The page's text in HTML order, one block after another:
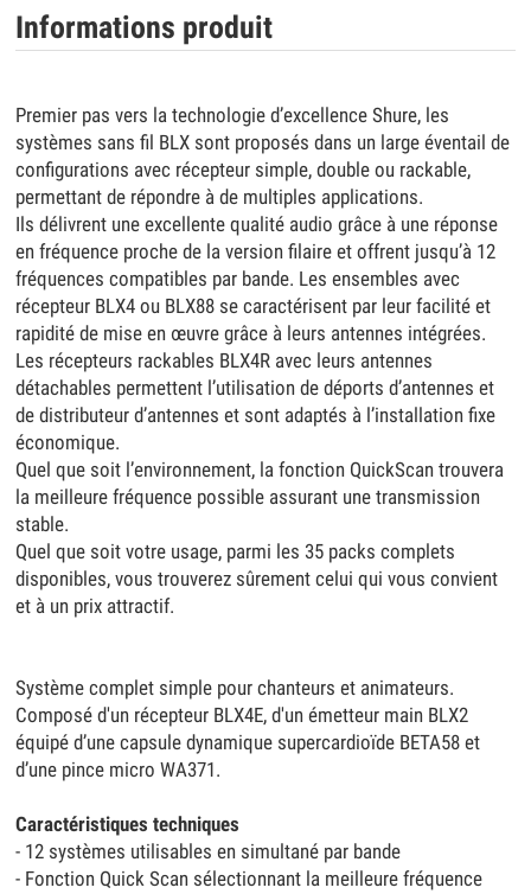
Informations produit
Premier pas vers la technologie d’excellence Shure, les
systèmes sans fil BLX sont proposés dans un large éventail de
configurations avec récepteur simple, double ou rackable,
permettant de répondre à de multiples applications.
Ils délivrent une excellente qualité audio grâce à une réponse
en fréquence proche de la version filaire et offrent jusqu’à 12
fréquences compatibles par bande. Les ensembles avec
récepteur BLX4 ou BLX88 se caractérisent par leur facilité et
rapidité de mise en œuvre grâce à leurs antennes intégrées.
Les récepteurs rackables BLX4R avec leurs antennes
détachables permettent l’utilisation de déports d’antennes et
de distributeur d’antennes et sont adaptés à l’installation fixe
économique.
Quel que soit l’environnement, la fonction QuickScan trouvera
la meilleure fréquence possible assurant une transmission
stable.
Quel que soit votre usage, parmi les 35 packs complets
disponibles, vous trouverez sûrement celui qui vous convient
et à un prix attractif.
Système complet simple pour chanteurs et animateurs.
Composé d'un récepteur BLX4E, d'un émetteur main BLX2
équipé d’une capsule dynamique supercardioïde BETA58 et
d’une pince micro WA371.
Caractéristiques techniques
- 12 systèmes utilisables en simultané par bande
- Fonction Quick Scan sélectionnant la meilleure fréquence